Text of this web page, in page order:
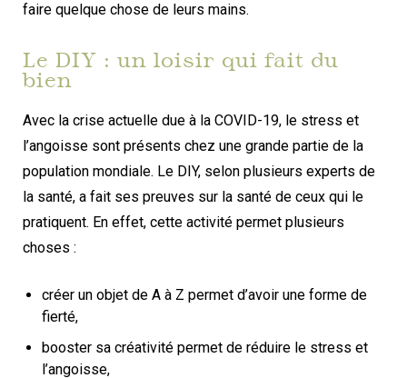
faire quelque chose de leurs mains.
Le DIY : un loisir qui fait du
bien
Avec la crise actuelle due à la COVID-19, le stress et
l’angoisse sont présents chez une grande partie de la
population mondiale. Le DIY, selon plusieurs experts de
la santé, a fait ses preuves sur la santé de ceux qui le
pratiquent. En effet, cette activité permet plusieurs
choses :
créer un objet de A à Z permet d’avoir une forme de
fierté,
booster sa créativité permet de réduire le stress et
l’angoisse,